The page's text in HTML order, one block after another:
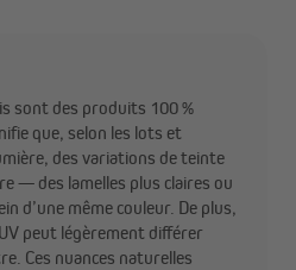
sont des produits 100 %
que, selon les lots et
des variations de teinte
— des lamelles plus claires ou
d’une même couleur. De plus,
peut légèrement différer
Ces nuances naturelles